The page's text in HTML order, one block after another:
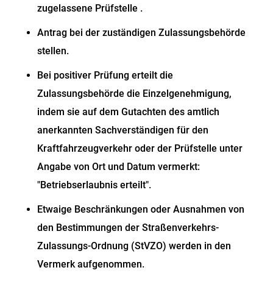
zugelassene Prüfstelle .
Antrag bei der zuständigen Zulassungsbehörde
stellen.
Bei positiver Prüfung erteilt die
Zulassungsbehörde die Einzelgenehmigung,
indem sie auf dem Gutachten des amtlich
anerkannten Sachverständigen für den
Kraftfahrzeugverkehr oder der Prüfstelle unter
Angabe von Ort und Datum vermerkt:
"Betriebserlaubnis erteilt".
Etwaige Beschränkungen oder Ausnahmen von
den Bestimmungen der Straßenverkehrs-
Zulassungs-Ordnung (StVZO) werden in den
Vermerk aufgenommen.